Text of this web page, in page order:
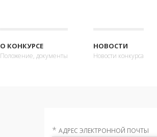
О КОНКУРСЕ
Положение, документы
НОВОСТИ
Новости конкурса
* АДРЕС ЭЛЕКТРОННОЙ ПОЧТЫ